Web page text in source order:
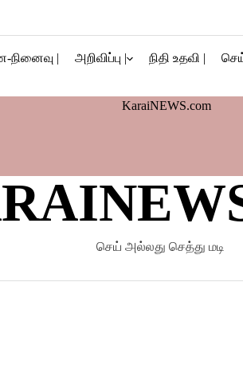
நினைவு | அறிவிப்பு | நிதி உதவி |
செய் அல்லது செத்து மடி